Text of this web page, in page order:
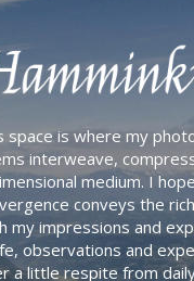
space is where my
interweave,
medium. I
conveys the
my impressions and
observations and
a little respite from